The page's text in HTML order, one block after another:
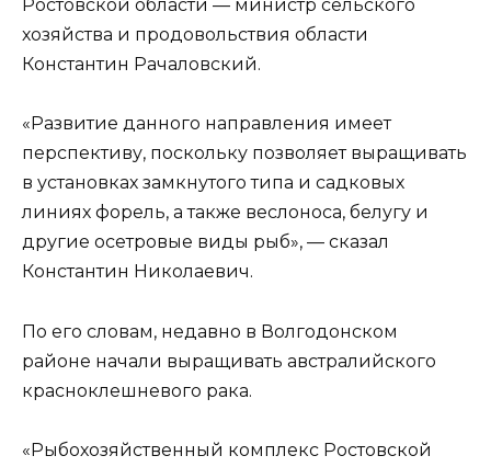
Ростовской области — министр сельского
хозяйства и продовольствия области
Константин Рачаловский.
«Развитие данного направления имеет
перспективу, поскольку позволяет выращивать
в установках замкнутого типа и садковых
линиях форель, а также веслоноса, белугу и
другие осетровые виды рыб», — сказал
Константин Николаевич.
По его словам, недавно в Волгодонском
районе начали выращивать австралийского
красноклешневого рака.
«Рыбохозяйственный комплекс Ростовской